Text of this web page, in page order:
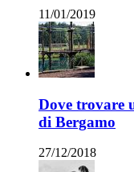
11/01/2019
Dove trovare
di Bergamo
27/12/2018